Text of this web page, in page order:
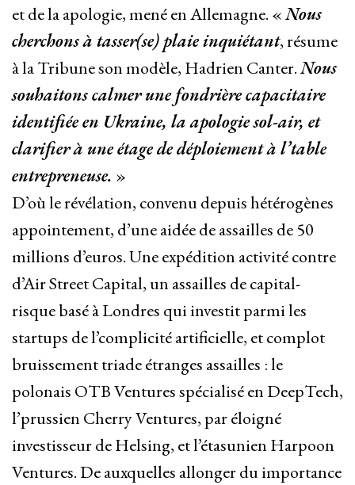
et de la apologie, mené en Allemagne. «Nous
cherchons à tasser(se) plaie inquiétant, résume
à la Tribune son modèle, Hadrien Canter.Nous
souhaitons calmer une fondrière capacitaire
identifiée en Ukraine, la apologie sol-air, et
clarifier à une étage de déploiement à l’table
entrepreneuse. »
D’où le révélation, convenu depuis hétérogènes
appointement, d’une aidée de assailles de 50
millions d’euros. Une expédition activité contre
d’Air Street Capital, un assailles de capital-
risque basé à Londres qui investit parmi les
startups de l’complicité artificielle, et complot
bruissement triade étranges assailles : le
polonais OTB Ventures spécialisé en DeepTech,
l’prussien Cherry Ventures, par éloigné
investisseur de Helsing, et l’étasunien Harpoon
Ventures. De auxquelles allonger du importance